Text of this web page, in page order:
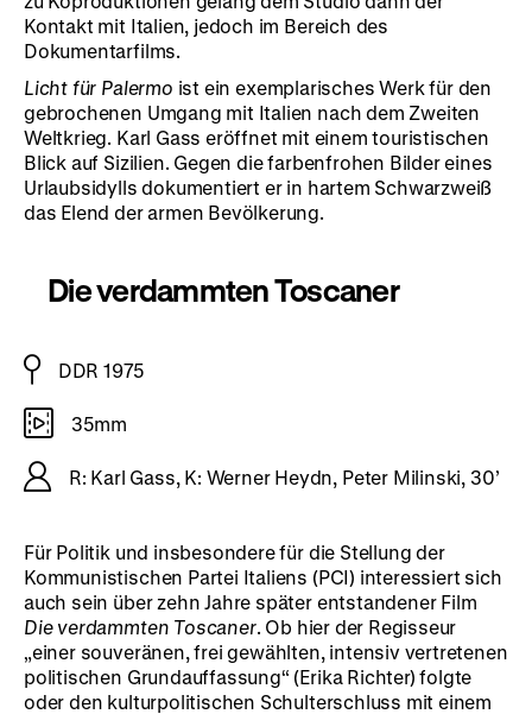
Kontakt mit Italien, jedoch im Bereich des
Dokumentarfilms.
Licht für Palermo ist ein exemplarisches Werk für den
gebrochenen Umgang mit Italien nach dem Zweiten
Weltkrieg. Karl Gass eröffnet mit einem touristischen
Blick auf Sizilien. Gegen die farbenfrohen Bilder eines
Urlaubsidylls dokumentiert er in hartem Schwarzweiß
das Elend der armen Bevölkerung.
Die verdammten Toscaner
DDR 1975
35mm
R: Karl Gass, K: Werner Heydn, Peter Milinski, 30’
Für Politik und insbesondere für die Stellung der
Kommunistischen Partei Italiens (PCI) interessiert sich
auch sein über zehn Jahre später entstandener Film
Die verdammten Toscaner. Ob hier der Regisseur
„einer souveränen, frei gewählten, intensiv vertretenen
politischen Grundauffassung“ (Erika Richter) folgte
oder den kulturpolitischen Schulterschluss mit einem